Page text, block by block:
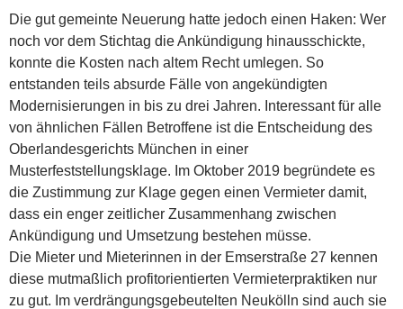
Die gut gemeinte Neuerung hatte jedoch einen Haken: Wer
noch vor dem Stichtag die Ankündigung hinausschickte,
konnte die Kosten nach altem Recht umlegen. So
entstanden teils absurde Fälle von angekündigten
Modernisierungen in bis zu drei Jahren. Interessant für alle
von ähnlichen Fällen Betroffene ist die Entscheidung des
Oberlandesgerichts München in einer
Musterfeststellungsklage. Im Oktober 2019 begründete es
die Zustimmung zur Klage gegen einen Vermieter damit,
dass ein enger zeitlicher Zusammenhang zwischen
Ankündigung und Umsetzung bestehen müsse.
Die Mieter und Mieterinnen in der Emserstraße 27 kennen
diese mutmaßlich profitorientierten Vermieterpraktiken nur
zu gut. Im verdrängungsgebeutelten Neukölln sind auch sie